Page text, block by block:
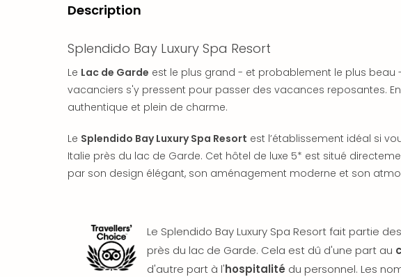
Description
Splendido Bay Luxury Spa Resort
Le Lac de Garde est le plus grand - et probablement le plus beau
vacanciers s'y pressent pour passer des vacances reposantes.
authentique et plein de charme.
Le Splendido Bay Luxury Spa Resort est l’établissement idéal si
Italie près du lac de Garde. Cet hôtel de luxe 5* est situé
par son design élégant, son aménagement moderne et son
Le Splendido Bay Luxury Spa Resort fait partie
près du lac de Garde. Cela est dû d'une part au
d'autre part à l'hospitalité du personnel. Les